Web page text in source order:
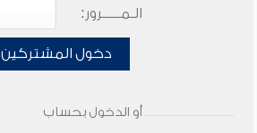
الـمـــــرور:
دخول المشتركين
أو الدخول بحساب